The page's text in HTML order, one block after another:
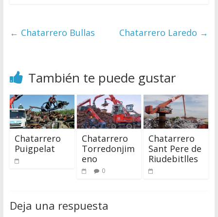
← Chatarrero Bullas Chatarrero Laredo →
También te puede gustar
Chatarrero
Puigpelat
Chatarrero
Torredonjim
eno
0
Chatarrero
Sant Pere de
Riudebitlles
Deja una respuesta